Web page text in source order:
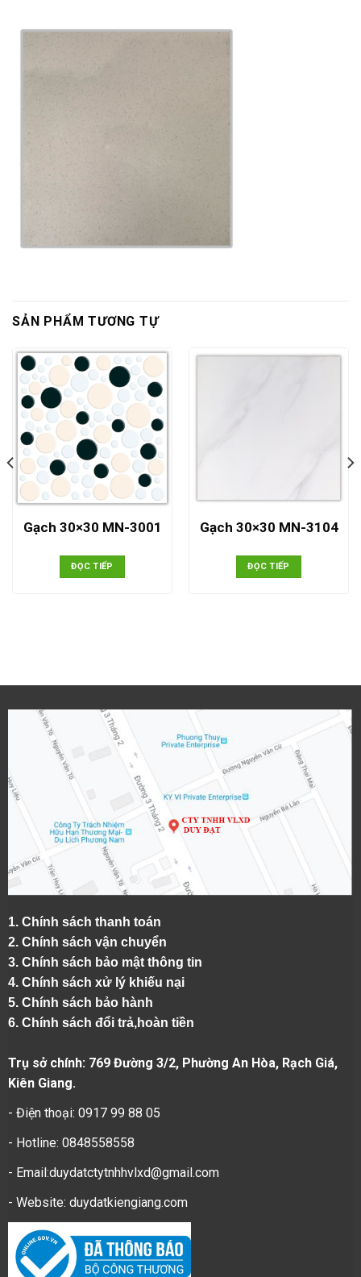
SẢN PHẨM TƯƠNG TỰ
Gạch 30×30 MN-3001
ĐỌC TIẾP
Gạch 30×30 MN-3104
ĐỌC TIẾP
1. Chính sách thanh toán
2. Chính sách vận chuyển
3. Chính sách bảo mật thông tin
4. Chính sách xử lý khiếu nại
5. Chính sách bảo hành
6. Chính sách đổi trả,hoàn tiền
Trụ sở chính: 769 Đường 3/2, Phường An Hòa, Rạch Giá,
Kiên Giang.
- Điện thoại: 0917 99 88 05
- Hotline: 0848558558
- Email:duydatctytnhhvlxd@gmail.com
- Website: duydatkiengiang.com